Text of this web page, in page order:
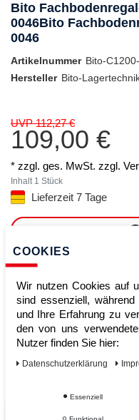
Bito
0046Bito
0046
Artikelnummer Bito-
Hersteller Bito-
UVP 112,27 €
109,00 €
* zzgl. ges. MwSt. zzgl.
Inhalt 1 Stück
Lieferzeit 7 Tage
HINZUFÜGEN
Sofort lieferbar
Kauf auf
COOKIES
Wir nutzen Cookies auf
sind essenziell,
und Ihre Erfahrung zu
den von uns
Nutzer finden Sie hier:
Daten­schutz­erklärung
Essenziell
Funktional